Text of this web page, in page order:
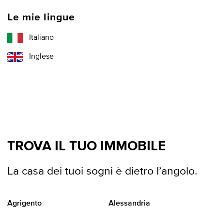
Le mie lingue
Italiano
Inglese
TROVA IL TUO IMMOBILE
La casa dei tuoi sogni è dietro l’angolo.
Agrigento Alessandria